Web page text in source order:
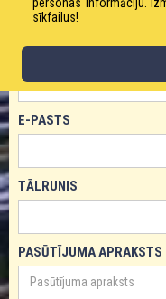
PASŪTĪT PRODUKTU!
VĀRDS
E-PASTS
TĀLRUNIS
PASŪTĪJUMA APRAKSTS
sīkfailus!